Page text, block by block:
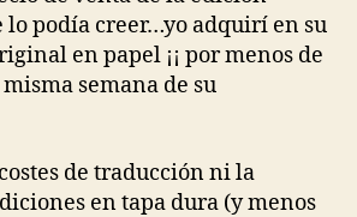
lo podía creer…yo adquirí en su
en papel ¡¡ por menos de
semana de su
de traducción ni la
en tapa dura (y menos